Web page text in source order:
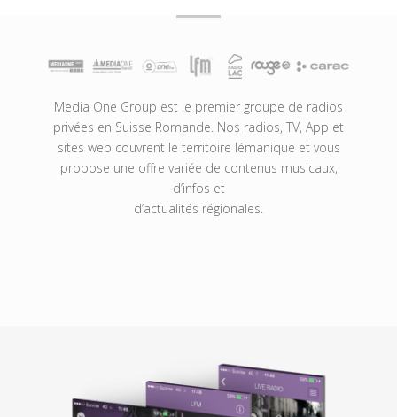
Media One Group est le premier groupe de radios
privées en Suisse Romande. Nos radios, TV, App et
sites web couvrent le territoire lémanique et vous
propose une offre variée de contenus musicaux,
d’infos et
d’actualités régionales.